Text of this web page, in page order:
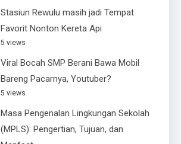
Stasiun Rewulu masih jadi Tempat
Favorit Nonton Kereta Api
5 views
Viral Bocah SMP Berani Bawa Mobil
Bareng Pacarnya, Youtuber?
5 views
Masa Pengenalan Lingkungan Sekolah
(MPLS): Pengertian, Tujuan, dan